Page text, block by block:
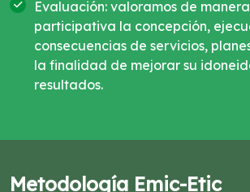
Evaluación: valoramos de
participativa la concepción,
consecuencias de servicios,
la finalidad de mejorar su
resultados.
Metodología Emic-Etic